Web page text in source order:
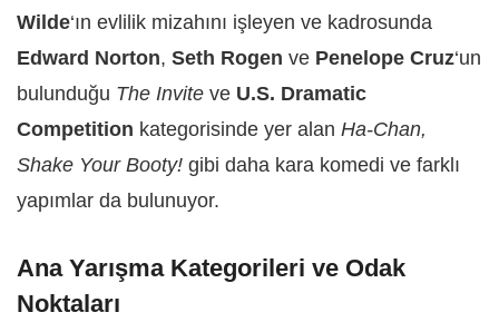
Wilde‘ın evlilik mizahını işleyen ve kadrosunda
Edward Norton, Seth Rogen ve Penelope Cruz‘un
bulunduğu The Invite ve U.S. Dramatic
Competition kategorisinde yer alan Ha-Chan,
Shake Your Booty! gibi daha kara komedi ve farklı
yapımlar da bulunuyor.
Ana Yarışma Kategorileri ve Odak
Noktaları